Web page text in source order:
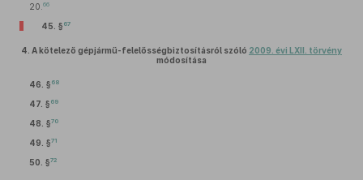
20. 66
45. § 67
4. A kötelező gépjármű-felelősségbiztosításról szóló 2009. évi LXII. törvény
módosítása
46. § 68
47. § 69
48. §70
49. §71
50. §72